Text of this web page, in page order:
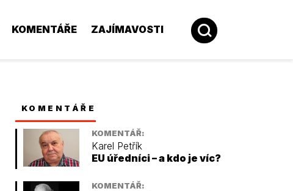
KOMENTÁŘE ZAJÍMAVOSTI
KOMENTÁŘE
KOMENTÁŘ:
Karel Petřík
EU úředníci – a kdo je víc?
KOMENTÁŘ: